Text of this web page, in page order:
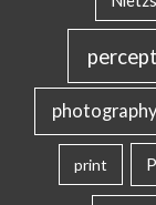
photography
print